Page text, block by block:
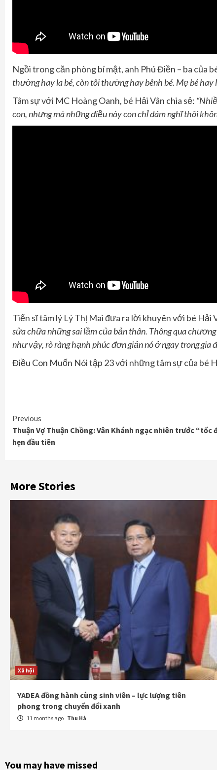
Ngồi trong căn phòng bí mật, anh Phú Điền – ba của
thường hay la bé,còntôithườnghaybênh bé. Mẹ bé hay
Tâm sự với MC Hoàng Oanh, bé Hải Vân chia sẻ: “
con, nhưng mà những điều nàyconchỉ dám nghĩ thôi
Tiến sĩ tâm lý Lý Thị Mai đưa ra lời khuyên với bé Hải
sửa chữa những sai lầm của bản thân. Thông qua
như vậy,rõ ràng hạnh phúc đơn giản nó ở ngay trong gia
Điều Con Muốn Nói tập 23 với những tâm sự của bé
Continue
Reading
Previous
Thuận Vợ Thuận Chồng: Vân Khánh ngạc nhiên trước
hẹn đầu tiên
More Stories
Xã hội
YADEA đồng hành cùng sinh viên – lực lượng tiên
phong trong chuyển đổi xanh
11 months ago Thu Hà
You may have missed